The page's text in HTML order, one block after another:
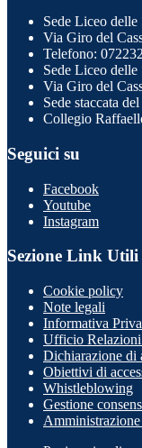
Sede Liceo
Via Giro del
Telefono:
Sede Liceo
Via Giro del
Sede staccata
Collegio
Seguici su
Facebook
Youtube
Instagram
Sezione Link Utili
Cookie policy
Note legali
Informativa
Ufficio
Dichiarazione di
Obiettivi di
Whistleblowing
Gestione
Amministrazione